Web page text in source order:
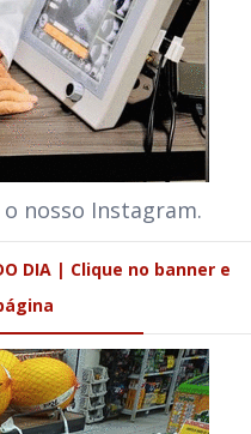
nosso Instagram.
DIA | Clique no banner e